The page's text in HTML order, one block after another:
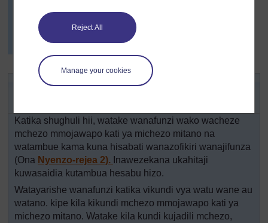
Reject All
Manage your cookies
Angalia
Nyenzo - rejea 2: Michezo ya kufanya
mazoezi ya stadi za tarakimu/namba
Shughuli ya 2: Utambuaji wa
Katika shughuli hii, watake wanafunzi wako wacheze
mchezo mmojawapo kati ya michezo mitano na
watambue kama kuna hisabati wanazofikiri wanajifunza
(Ona Nyenzo-rejea 2). Inawezekana ukahitaji
kuwasaidia kutambua hesabu hizo.
Watayarishe wanafunzi katika vikundi vya watu wane au
watano. kipe kila kikundi mchezo mmojawapo kati ya
michezo mitano. Watake kila kundi kujadili mchezo,